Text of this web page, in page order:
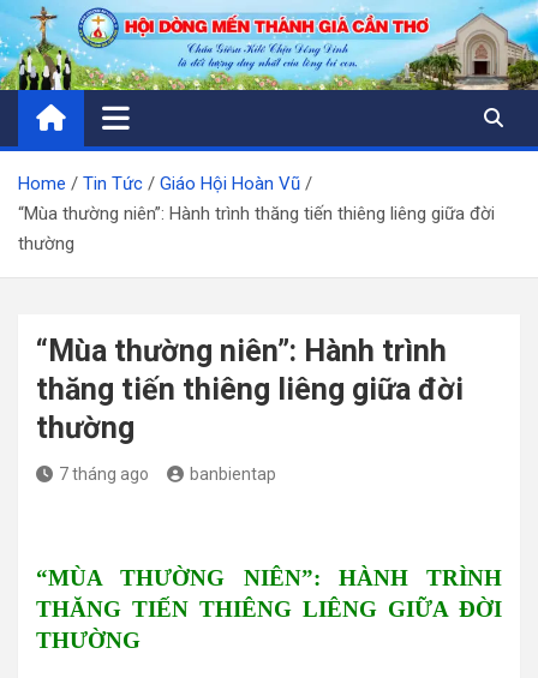
Skip
to
content
Home Tin Tức
Giáo Hội Hoàn Vũ
“Mùa thường niên”: Hành trình thăng tiến thiêng liêng giữa đời
thường
“Mùa thường niên”: Hành trình
thăng tiến thiêng liêng giữa đời
thường
7 tháng ago banbientap
“MÙA THƯỜNG NIÊN”: HÀNH TRÌNH
THĂNG TIẾN THIÊNG LIÊNG GIỮA ĐỜI
THƯỜNG